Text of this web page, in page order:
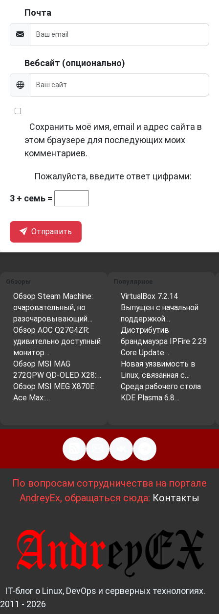
Почта
Вебсайт (опционально)
Сохранить моё имя, email и адрес сайта в
этом браузере для последующих моих
комментариев.
Пожалуйста, введите ответ цифрами:
3 + семь =
Отправить
Обзоры
Обзор Steam Machine:
очаровательный, но
разочаровывающий…
Обзор AOC Q27G4ZR:
удивительно доступный
монитор…
Обзор MSI MAG
272QPW QD-OLED X28:…
Обзор MSI MEG X870E
Ace Max:…
Популярное
VirtualBox 7.2.14
Выпущен с начальной
поддержкой…
Дистрибутив
брандмауэра IPFire 2.29
Core Update…
Новая уязвимость в
Linux, связанная с…
Среда рабочего стола
KDE Plasma 6.8…
По вопросам сотрудничества на портале
AndreyEx, обращаться сюда: Контакты
IT-блог о Linux, DevOps и серверных технологиях.
2011 - 2026